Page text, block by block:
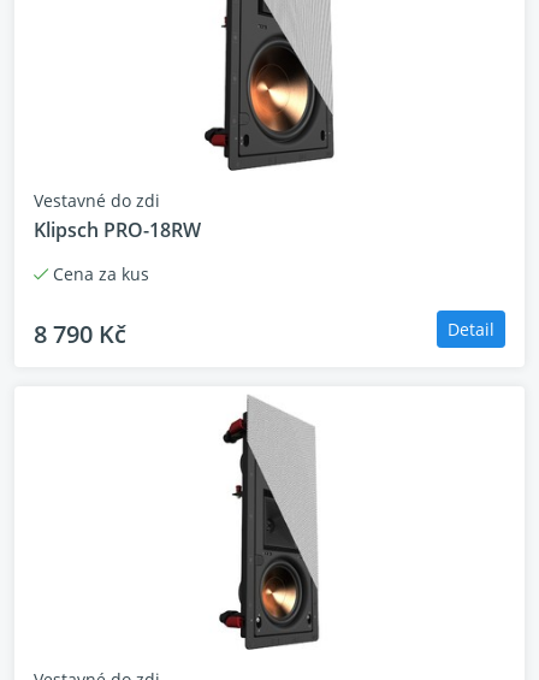
Vestavné do zdi
Klipsch PRO-18RW
Cena za kus
8 790 Kč Detail